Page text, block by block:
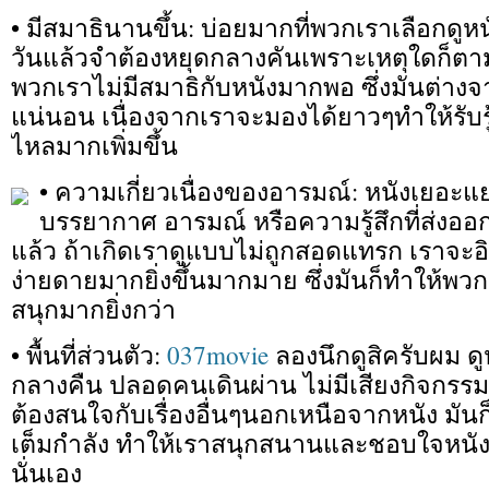
• มีสมาธินานขึ้น: บ่อยมากที่พวกเราเลือกดูห
วันแล้วจำต้องหยุดกลางคันเพราะเหตุใดก็ต
พวกเราไม่มีสมาธิกับหนังมากพอ ซึ่งมันต่างจ
แน่นอน เนื่องจากเราจะมองได้ยาวๆทำให้รับ
ไหลมากเพิ่มขึ้น
• ความเกี่ยวเนื่องของอารมณ์: หนังเยอะ
บรรยากาศ อารมณ์ หรือความรู้สึกที่ส่งอ
แล้ว ถ้าเกิดเราดูแบบไม่ถูกสอดแทรก เราจ
ง่ายดายมากยิ่งขึ้นมากมาย ซึ่งมันก็ทำให้พว
สนุกมากยิ่งกว่า
• พื้นที่ส่วนตัว: 037movie ลองนึกดูสิครับผม ดู
กลางคืน ปลอดคนเดินผ่าน ไม่มีเสียงกิจกรร
ต้องสนใจกับเรื่องอื่นๆนอกเหนือจากหนัง มัน
เต็มกำลัง ทำให้เราสนุกสนานและชอบใจหนั
นั่นเอง